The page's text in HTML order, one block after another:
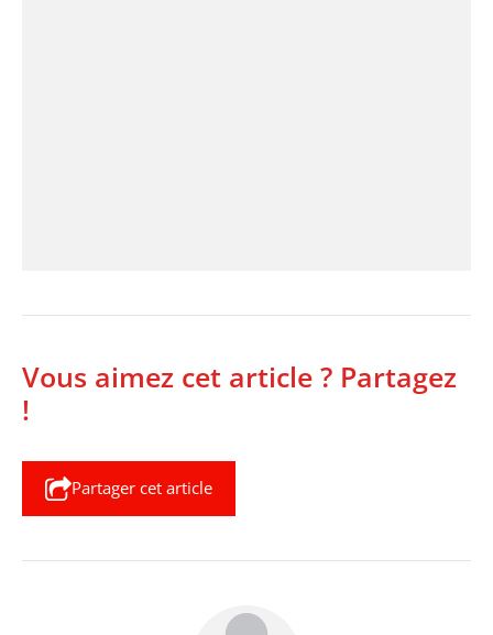
Vous aimez cet article ? Partagez
!
Partager cet article